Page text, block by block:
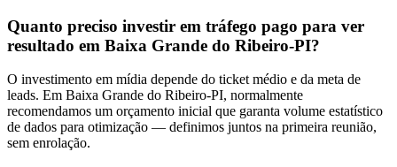
Quanto preciso investir em tráfego pago para ver
resultado em Baixa Grande do Ribeiro-PI?
O investimento em mídia depende do ticket médio e da meta de
leads. Em Baixa Grande do Ribeiro-PI, normalmente
recomendamos um orçamento inicial que garanta volume estatístico
de dados para otimização — definimos juntos na primeira reunião,
sem enrolação.